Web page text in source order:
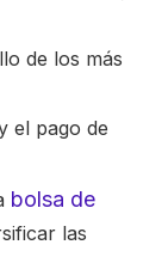
de los más
el pago de
bolsa de
las